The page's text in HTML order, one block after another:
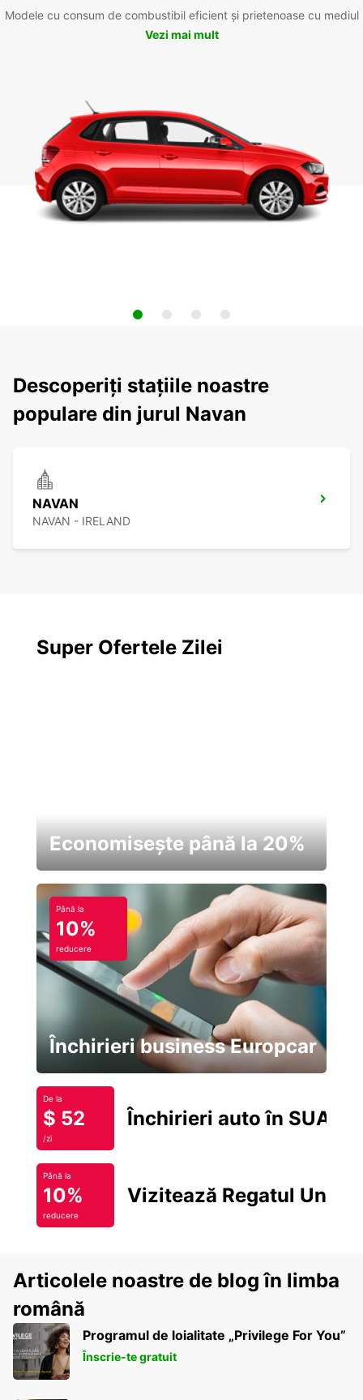
Modele cu consum de combustibil eficient și prietenoase cu mediul
Vezi mai mult
Descoperiți stațiile noastre
populare din jurul Navan
NAVAN
NAVAN - IRELAND
Super Ofertele Zilei
Economisește până la 20%
Până la
10%
reducere
Închirieri business Europcar
De la
$ 52
/zi
Închirieri auto în SUA
Până la
10%
reducere
Vizitează Regatul Unit
Articolele noastre de blog în limba
română
Programul de loialitate „Privilege For You”
Înscrie-te gratuit